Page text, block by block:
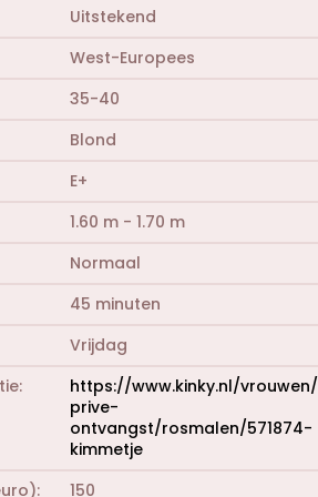
Uitstekend
West-Europees
35-40
Blond
E+
1.60 m - 1.70 m
Normaal
45 minuten
Vrijdag
https://www.kinky.nl/vrouwen/
prive-
ontvangst/rosmalen/571874-
kimmetje
150